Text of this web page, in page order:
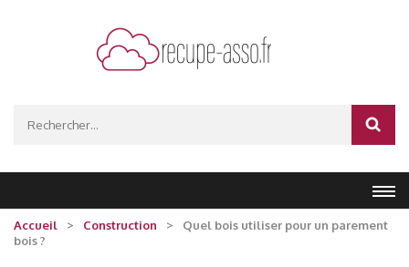
Accueil > Construction >
Quel bois utiliser pour un parement
bois ?